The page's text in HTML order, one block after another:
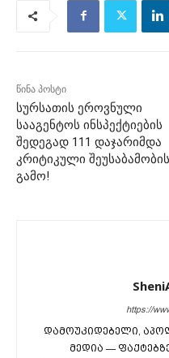
წინა პოსტი
სურსათის ეროვნული
სააგენტოს ინსპექტიების
შედეგად 111 დაჯარიმდა
კრიტიკული შეუსაბამობის
გამო!
https://
დამოუკიდებელი,
მედია —